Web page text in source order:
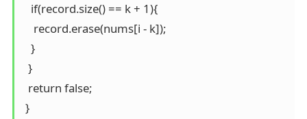
   if(record.size() == k + 1){
    record.erase(nums[i - k]);
   }
  }
  return false;
}